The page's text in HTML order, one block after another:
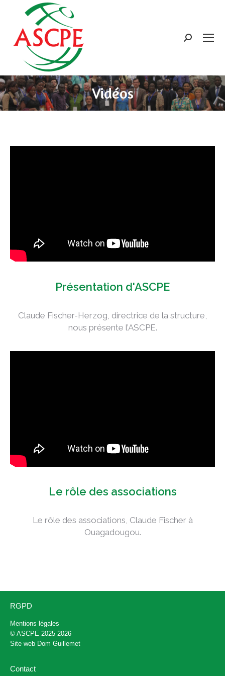
Search:
Vidéos
Présentation d'ASCPE
Claude Fischer-Herzog, directrice de la structure,
nous présente l’ASCPE.
Le rôle des associations
Le rôle des associations, Claude Fischer à
Ouagadougou.
RGPD
Mentions légales
© ASCPE 2025-2026
Site web Dom Guillemet
Contact